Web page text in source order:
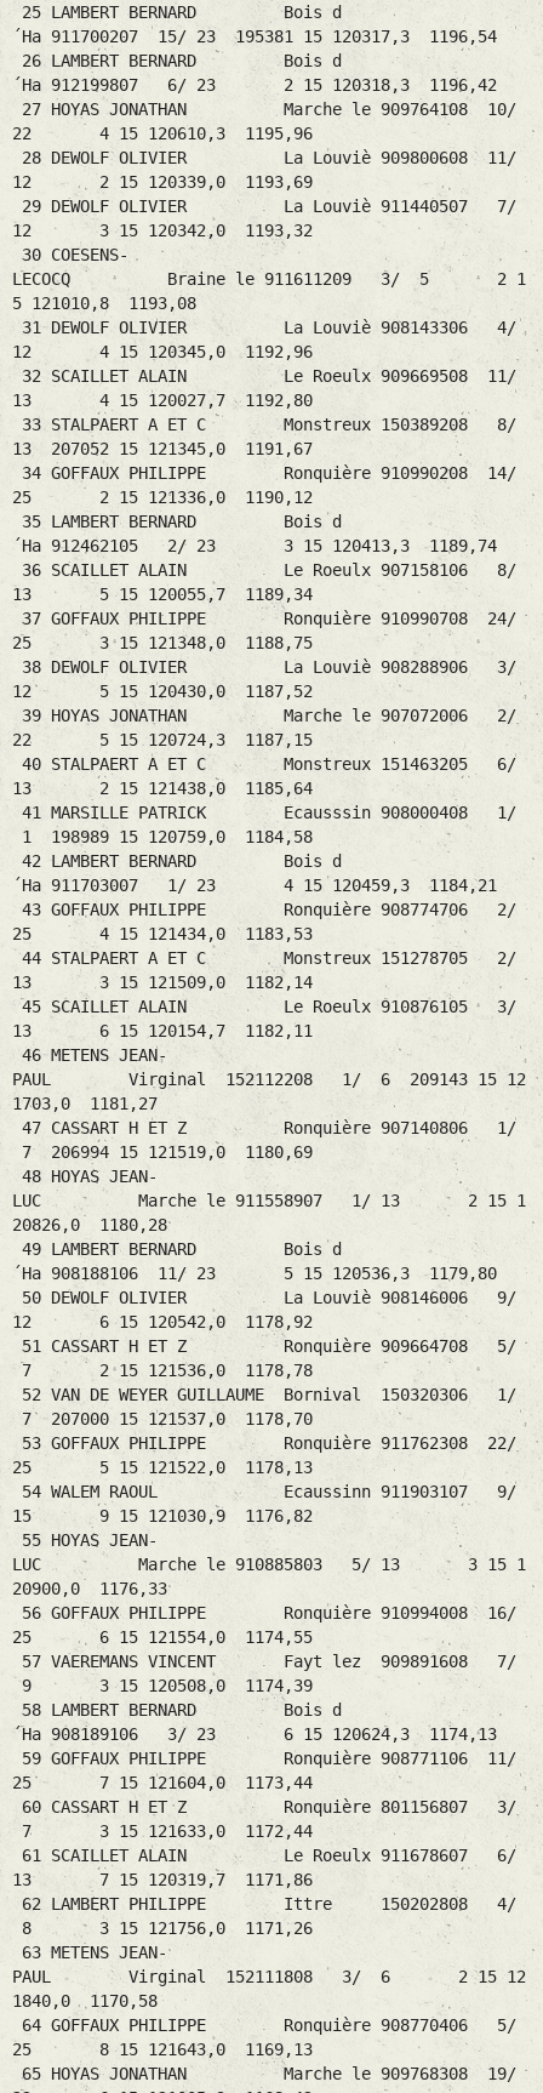
25 LAMBERT BERNARD Bois d
´Ha 911700207 15/ 23 195381 15 120317,3 1196,54
26 LAMBERT BERNARD Bois d
´Ha 912199807 6/ 23 2 15 120318,3 1196,42
27 HOYAS JONATHAN Marche le 909764108 10/
22 4 15 120610,3 1195,96
28 DEWOLF OLIVIER La Louviè 909800608 11/
12 2 15 120339,0 1193,69
29 DEWOLF OLIVIER La Louviè 911440507 7/
12 3 15 120342,0 1193,32
30 COESENS-
LECOCQ Braine le 911611209 3/ 5 2 1
5 121010,8 1193,08
31 DEWOLF OLIVIER La Louviè 908143306 4/
12 4 15 120345,0 1192,96
32 SCAILLET ALAIN Le Roeulx 909669508 11/
13 4 15 120027,7 1192,80
33 STALPAERT A ET C Monstreux 150389208 8/
13 207052 15 121345,0 1191,67
34 GOFFAUX PHILIPPE Ronquière 910990208 14/
25 2 15 121336,0 1190,12
35 LAMBERT BERNARD Bois d
´Ha 912462105 2/ 23 3 15 120413,3 1189,74
36 SCAILLET ALAIN Le Roeulx 907158106 8/
13 5 15 120055,7 1189,34
37 GOFFAUX PHILIPPE Ronquière 910990708 24/
25 3 15 121348,0 1188,75
38 DEWOLF OLIVIER La Louviè 908288906 3/
12 5 15 120430,0 1187,52
39 HOYAS JONATHAN Marche le 907072006 2/
22 5 15 120724,3 1187,15
40 STALPAERT A ET C Monstreux 151463205 6/
13 2 15 121438,0 1185,64
41 MARSILLE PATRICK Ecausssin 908000408 1/
1 198989 15 120759,0 1184,58
42 LAMBERT BERNARD Bois d
´Ha 911703007 1/ 23 4 15 120459,3 1184,21
43 GOFFAUX PHILIPPE Ronquière 908774706 2/
25 4 15 121434,0 1183,53
44 STALPAERT A ET C Monstreux 151278705 2/
13 3 15 121509,0 1182,14
45 SCAILLET ALAIN Le Roeulx 910876105 3/
13 6 15 120154,7 1182,11
46 METENS JEAN-
PAUL Virginal 152112208 1/ 6 209143 15 12
1703,0 1181,27
47 CASSART H ET Z Ronquière 907140806 1/
7 206994 15 121519,0 1180,69
48 HOYAS JEAN-
LUC Marche le 911558907 1/ 13 2 15 1
20826,0 1180,28
49 LAMBERT BERNARD Bois d
´Ha 908188106 11/ 23 5 15 120536,3 1179,80
50 DEWOLF OLIVIER La Louviè 908146006 9/
12 6 15 120542,0 1178,92
51 CASSART H ET Z Ronquière 909664708 5/
7 2 15 121536,0 1178,78
52 VAN DE WEYER GUILLAUME Bornival 150320306 1/
7 207000 15 121537,0 1178,70
53 GOFFAUX PHILIPPE Ronquière 911762308 22/
25 5 15 121522,0 1178,13
54 WALEM RAOUL Ecaussinn 911903107 9/
15 9 15 121030,9 1176,82
55 HOYAS JEAN-
LUC Marche le 910885803 5/ 13 3 15 1
20900,0 1176,33
56 GOFFAUX PHILIPPE Ronquière 910994008 16/
25 6 15 121554,0 1174,55
57 VAEREMANS VINCENT Fayt lez 909891608 7/
9 3 15 120508,0 1174,39
58 LAMBERT BERNARD Bois d
´Ha 908189106 3/ 23 6 15 120624,3 1174,13
59 GOFFAUX PHILIPPE Ronquière 908771106 11/
25 7 15 121604,0 1173,44
60 CASSART H ET Z Ronquière 801156807 3/
7 3 15 121633,0 1172,44
61 SCAILLET ALAIN Le Roeulx 911678607 6/
13 7 15 120319,7 1171,86
62 LAMBERT PHILIPPE Ittre 150202808 4/
8 3 15 121756,0 1171,26
63 METENS JEAN-
PAUL Virginal 152111808 3/ 6 2 15 12
1840,0 1170,58
64 GOFFAUX PHILIPPE Ronquière 908770406 5/
25 8 15 121643,0 1169,13
65 HOYAS JONATHAN Marche le 909768308 19/